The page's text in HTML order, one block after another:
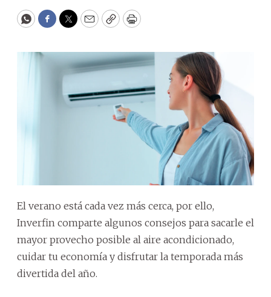
WhatsApp
Facebook
Twitter
EmailCopyPrint
El verano está cada vez más cerca, por ello,
Inverfin comparte algunos consejos para sacarle el
mayor provecho posible al aire acondicionado,
cuidar tu economía y disfrutar la temporada más
divertida del año.